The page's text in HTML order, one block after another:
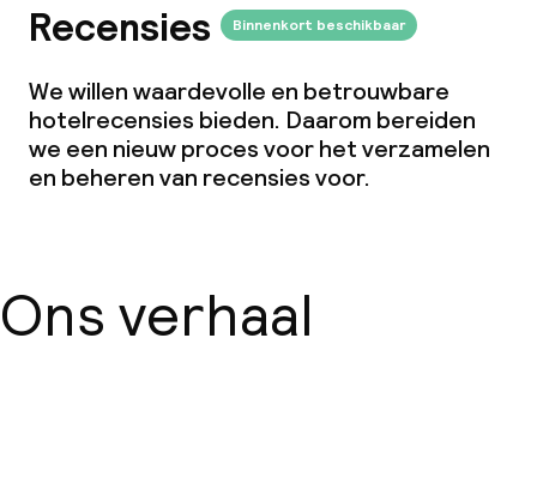
Recensies Binnenkort beschikbaar
We willen waardevolle en betrouwbare
hotelrecensies bieden. Daarom bereiden
we een nieuw proces voor het verzamelen
en beheren van recensies voor.
Ons verhaal